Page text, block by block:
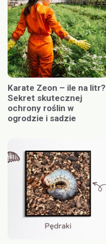
Karate Zeon – ile na litr?
Sekret skutecznej
ochrony roślin w
ogrodzie i sadzie